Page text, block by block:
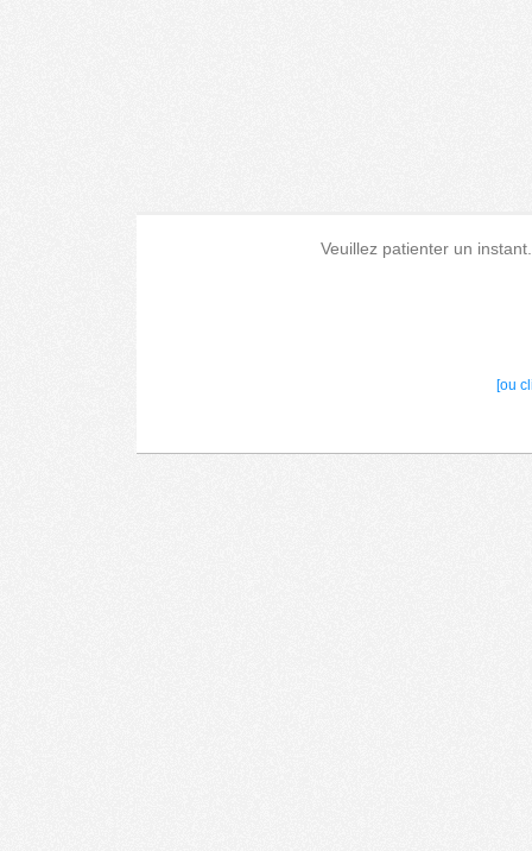
Veuillez patienter un
[ou